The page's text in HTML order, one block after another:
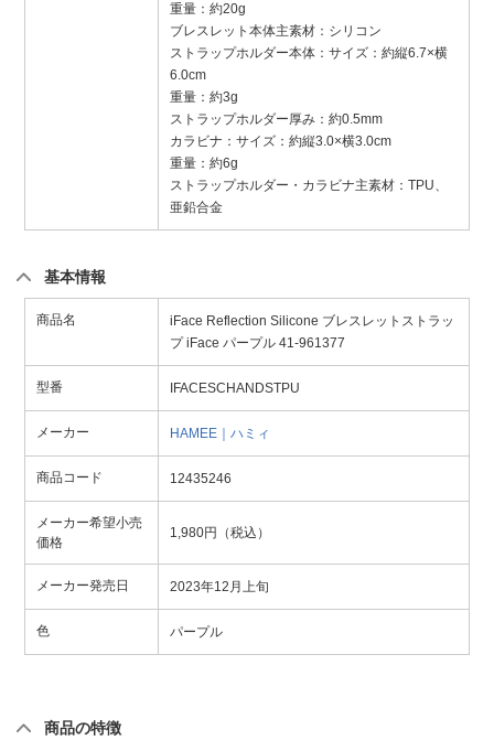
重量：約20g
ブレスレット本体主素材：シリコン
ストラップホルダー本体：サイズ：約縦6.7×横
6.0cm
重量：約3g
ストラップホルダー厚み：約0.5mm
カラビナ：サイズ：約縦3.0×横3.0cm
重量：約6g
ストラップホルダー・カラビナ主素材：TPU、
亜鉛合金
基本情報
商品名
iFace Reflection Silicone ブレスレットストラッ
プ iFace パープル 41-961377
型番 IFACESCHANDSTPU
メーカー HAMEE｜ハミィ
商品コード 12435246
メーカー希望小売
価格
1,980円（税込）
メーカー発売日 2023年12月上旬
色 パープル
商品の特徴